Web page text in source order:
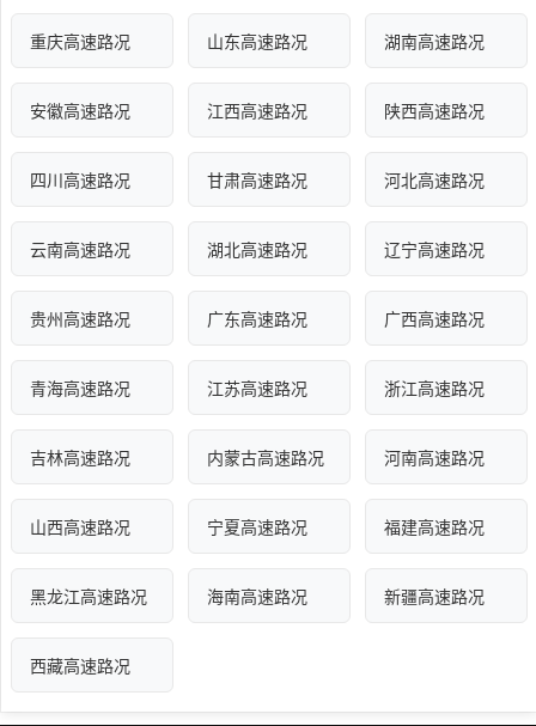
重庆高速路况 山东高速路况 湖南高速路况
安徽高速路况 江西高速路况 陕西高速路况
四川高速路况 甘肃高速路况 河北高速路况
云南高速路况 湖北高速路况 辽宁高速路况
贵州高速路况 广东高速路况 广西高速路况
青海高速路况 江苏高速路况 浙江高速路况
吉林高速路况 内蒙古高速路况 河南高速路况
山西高速路况 宁夏高速路况 福建高速路况
黑龙江高速路况 海南高速路况 新疆高速路况
西藏高速路况